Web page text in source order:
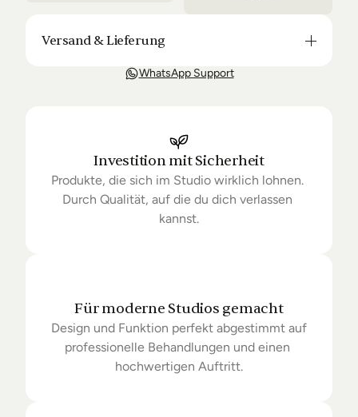
Versand & Lieferung
Unsere Lieferung ist in der Regel in 3-8 Tagen bei
Lieferung unter Umständen um einige Tage
verzögern.
WhatsApp Support
Investition mit Sicherheit
Produkte, die sich im Studio wirklich lohnen.
Durch Qualität, auf die du dich verlassen
kannst.
Für moderne Studios gemacht
Design und Funktion perfekt abgestimmt auf
professionelle Behandlungen und einen
hochwertigen Auftritt.